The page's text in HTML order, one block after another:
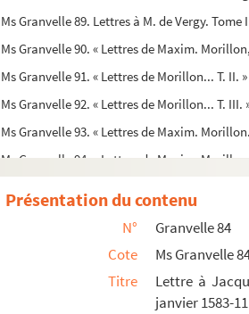
Ms Granvelle 89. Lettres à M. de Vergy.
Ms Granvelle 90. « Lettres de Maxim.
Ms Granvelle 91. « Lettres de Morillon... T. II.
Ms Granvelle 92. « Lettres de Morillon... T.
Ms Granvelle 93. « Lettres de Maxim.
Ms Granvelle 94. « Lettres de Maxim.
Ms Granvelle 99. Supplément aux lettres
Présentation du contenu
N°
Granvelle 84
Cote
Ms Granvelle
Titre
Lettre à
janvier 1583-